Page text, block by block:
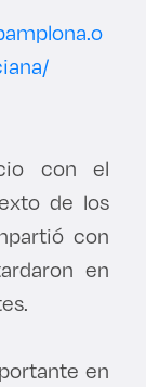
con el
de los
con
en
en